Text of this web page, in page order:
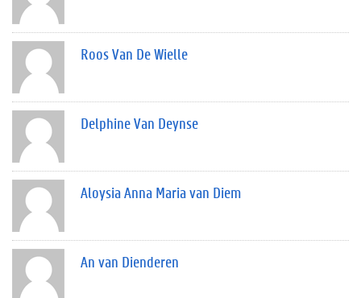
Roos Van De Wielle
Delphine Van Deynse
Aloysia Anna Maria van Diem
An van Dienderen